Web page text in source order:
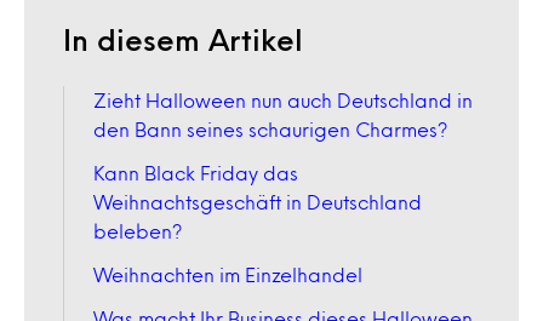
In diesem Artikel
Zieht Halloween nun auch Deutschland in
den Bann seines schaurigen Charmes?
Kann Black Friday das
Weihnachtsgeschäft in Deutschland
beleben?
Weihnachten im Einzelhandel